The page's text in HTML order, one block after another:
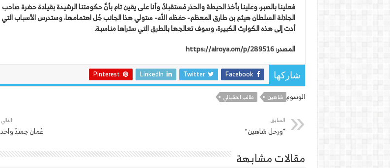
فعلينا بالصبر، وعلينا بأخذ الحيطة والحذر مُستقبلاً، وأنا على يقين تام بأنَّ حكومتنا الرشيدة بقيادة حضرة صاحب
الجلالة السلطان هيثم بن طارق المعظم- حفظه الله- ستولي هذا الجانب جُل اهتمامها، وستدرس الأسباب التي
أدت إلى هذه الكوارث الكبيرة، وسوف تعالجها بالطرق التي ستراها مناسبة.
المصدر:https://alroya.om/p/289516
شاركها Facebook
Twitter
LinkedIn
Pinterest
الوسوم شاهين طالب المقبالي
السابق
“ورحل شاهين”
التالي
عُمان جسدٌ واحد
مقالات مشابهة